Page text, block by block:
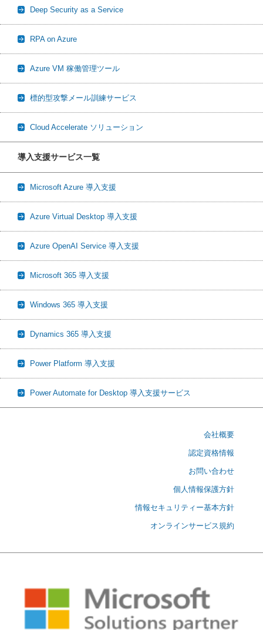
Deep Security as a Service
RPA on Azure
Azure VM 稼働管理ツール
標的型攻撃メール訓練サービス
Cloud Accelerate ソリューション
導入支援サービス一覧
Microsoft Azure 導入支援
Azure Virtual Desktop 導入支援
Azure OpenAI Service 導入支援
Microsoft 365 導入支援
Windows 365 導入支援
Dynamics 365 導入支援
Power Platform 導入支援
Power Automate for Desktop 導入支援サービス
会社概要
認定資格情報
お問い合わせ
個人情報保護方針
情報セキュリティー基本方針
オンラインサービス規約